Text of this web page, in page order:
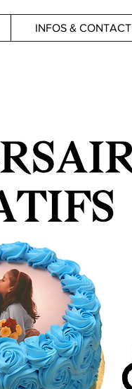
INFOS & CONTACT